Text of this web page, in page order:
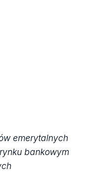
emerytalnych
bankowym